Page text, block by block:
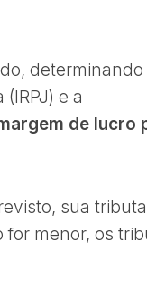
determinando
e a
de lucro
sua
for menor, os